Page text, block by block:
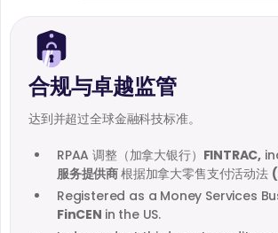
合规与卓越监管
达到并超过全球金融科技标准。
RPAA 调整（加拿大银行） FINTRAC,
服务提供商根据加拿大零售支付活动法
Registered as a Money Services
FinCEN in the US.